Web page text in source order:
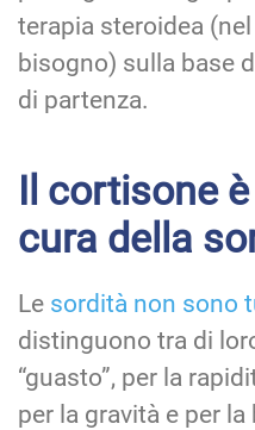
terapia steroidea
bisogno) sulla base
di partenza.
Il cortisone
cura della
Le sordità non sono
distinguono tra di
“guasto”, per la
per la gravità e per